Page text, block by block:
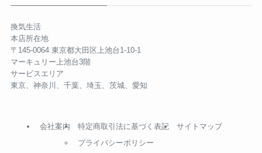
換気生活
本店所在地
〒145-0064 東京都大田区上池台1-10-1
マーキュリー上池台3階
サービスエリア
東京、神奈川、千葉、埼玉、茨城、愛知
会社案内
特定商取引法に基づく表記
プライバシーポリシー
サイトマップ